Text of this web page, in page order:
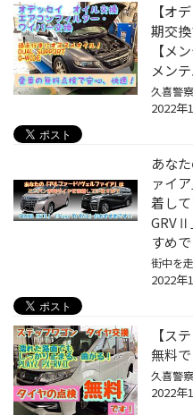
【オ
期交
【メ
メン
2022年
あな
ァイ
着し
すめ
2022年
【ス
無料
2022年